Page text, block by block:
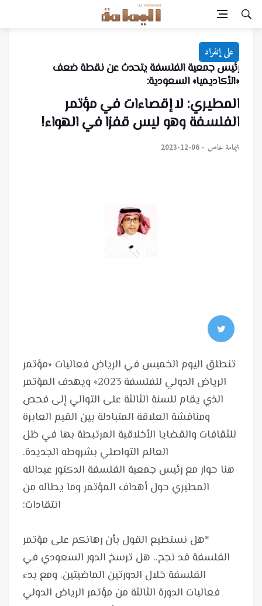
على إنفراد
رئيس جمعية الفلسفة يتحدث عن نقطة ضعف
«الأكاديميا» السعودية:
المطيري: لا إقصاءات في مؤتمر
الفلسفة وهو ليس قفزا في الهواء!
اليمامة خاص 2023-12-06
تنطلق اليوم الخميس في الرياض فعاليات «مؤتمر
الرياض الدولي للفلسفة 2023» ويهدف المؤتمر
الذي يقام للسنة الثالثة على التوالي إلى فحص
ومناقشة العلاقة المتبادلة بين القيم العابرة
للثقافات والقضايا الأخلاقية المرتبطة بها في ظل
هنا حوار مع رئيس جمعية الفلسفة الدكتور عبدالله
المطيري حول أهداف المؤتمر وما يطاله من
*هل نستطيع القول بأن رهانكم على مؤتمر
الفلسفة قد نجح.. هل ترسخ الدور السعودي في
الفلسفة خلال الدورتين الماضيتين. ومع بدء
فعاليات الدورة الثالثة من مؤتمر الرياض الدولي